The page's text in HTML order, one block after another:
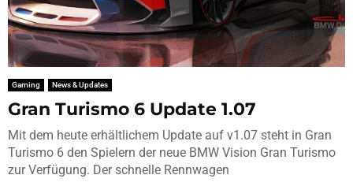
Gaming News & Updates
Gran Turismo 6 Update 1.07
Mit dem heute erhältlichem Update auf v1.07 steht in Gran
Turismo 6 den Spielern der neue BMW Vision Gran Turismo
zur Verfügung. Der schnelle Rennwagen